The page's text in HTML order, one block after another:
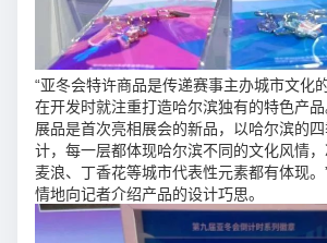
“亚冬会特许商品是传递赛事主办城市文化
在开发时就注重打造哈尔滨独有的特色产
展品是首次亮相展会的新品，以哈尔滨的
计，每一层都体现哈尔滨不同的文化风情，
麦浪、丁香花等城市代表性元素都有体现
情地向记者介绍产品的设计巧思。